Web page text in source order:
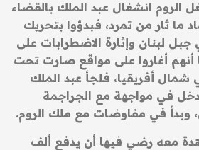
الروم انشغال عبد الملك بالقضاء
ما ثار من تمرد، فبدؤوا بتحريك
لبنان وإثارة الاضطرابات على
أنهم أغاروا على مواقع صارت تحت
أفريقيا، فلجأ عبد الملك
في مواجهة مع الجراجمة
وبدأ في مفاوضات مع ملك الروم.
معه رضي فيها أن يدفع ألف